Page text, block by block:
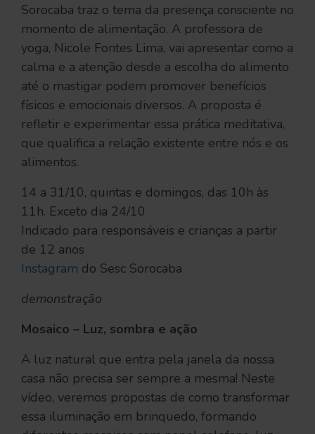
Sorocaba traz o tema da presença consciente no
momento de alimentação. A professora de
yoga, Nicole Fontes Lima, vai apresentar como a
calma e a atenção desde a escolha do alimento
até o mastigar podem promover benefícios
físicos e emocionais diversos. A proposta é
refletir e experimentar essa prática meditativa,
que qualifica a relação existente entre nós e os
alimentos.
14 a 31/10, quintas e domingos, das 10h às
11h. Exceto dia 24/10
Indicado para responsáveis e crianças a partir
de 12 anos
Instagram do Sesc Sorocaba
demonstração
Mosaico – Luz, sombra e ação
A luz natural que entra pela janela da nossa
casa não precisa ser sempre a mesma! Neste
vídeo, veremos propostas de como transformar
essa iluminação em brinquedo, formando